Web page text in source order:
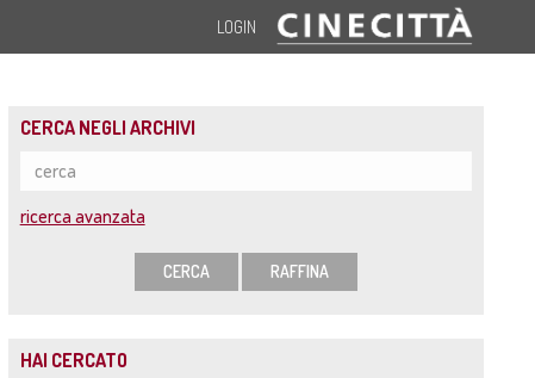
LOGIN
CERCA NEGLI ARCHIVI
ricerca avanzata
CERCA RAFFINA
HAI CERCATO